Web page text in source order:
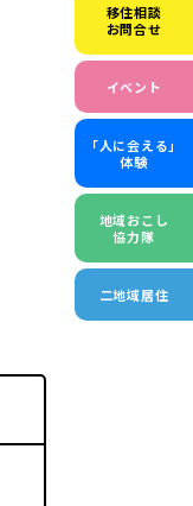
移住相談
お問合せ
イベント
「人に会える」
体験
地域おこし
協力隊
二地域居住